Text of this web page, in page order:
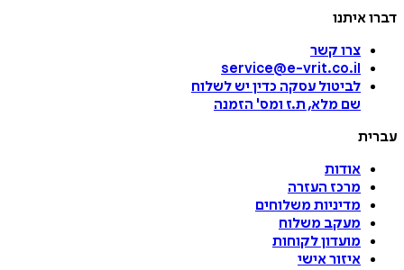
דברו איתנו
צרו קשר
service@e-vrit.co.il
לביטול עסקה כדין יש לשלוח
שם מלא, ת.ז ומס' הזמנה
עברית
אודות
מרכז העזרה
מדיניות משלוחים
מעקב משלוח
מועדון לקוחות
איזור אישי